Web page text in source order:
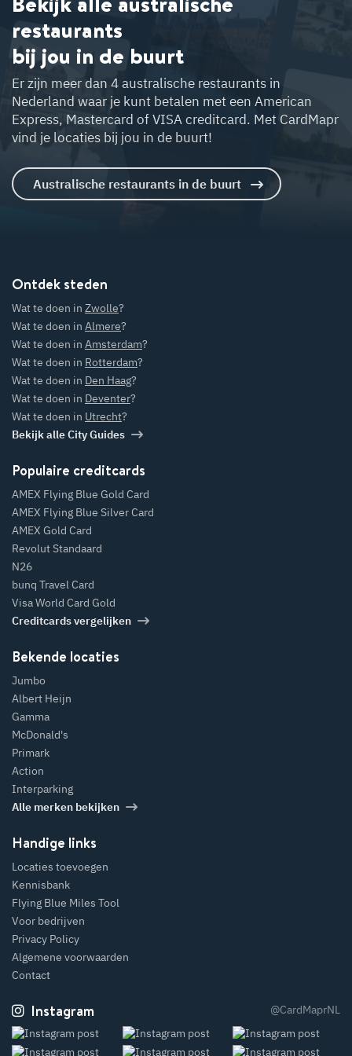
restaurants
bij jou in de buurt
Er zijn meer dan 4 australische restaurants in
Nederland waar je kunt betalen met een American
Express, Mastercard of VISA creditcard. Met CardMapr
vind je locaties bij jou in de buurt!
Australische restaurants in de buurt
W
at te doen in
W
at te doen in
U
trecht?
ere?
W
at te doen in
Am
ersfoort?
in
Ontdek steden
Wat te doen in Zwolle?
Wat te doen in Almere?
Wat te doen in Amsterdam?
Wat te doen in Rotterdam?
Wat te doen in Den Haag?
Wat te doen in Deventer?
Wat te doen in Utrecht?
Bekijk alle City Guides
Populaire creditcards
AMEX Flying Blue Gold Card
AMEX Flying Blue Silver Card
AMEX Gold Card
Revolut Standaard
N26
bunq Travel Card
Visa World Card Gold
Creditcards vergelijken
Bekende locaties
Jumbo
Albert Heijn
Gamma
McDonald's
Primark
Action
Interparking
Alle merken bekijken
Handige links
Locaties toevoegen
Kennisbank
Flying Blue Miles Tool
Voor bedrijven
Privacy Policy
Algemene voorwaarden
Contact
Instagram @CardMaprNL